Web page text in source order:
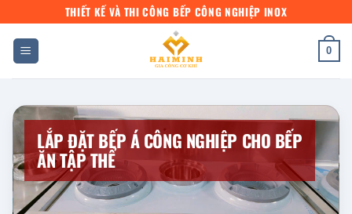
qua
dung
THIẾT KẾ VÀ THI CÔNG BẾP CÔNG NGHIỆP INOX
0
LẮP ĐẶT BẾP Á CÔNG NGHIỆP CHO BẾP
ĂN TẬP THỂ